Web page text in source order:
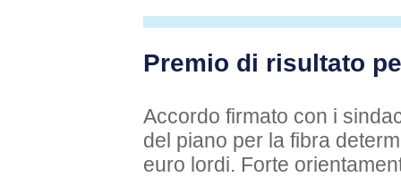
Premio di risultato
Accordo firmato con i
del piano per la fibra
euro lordi. Forte